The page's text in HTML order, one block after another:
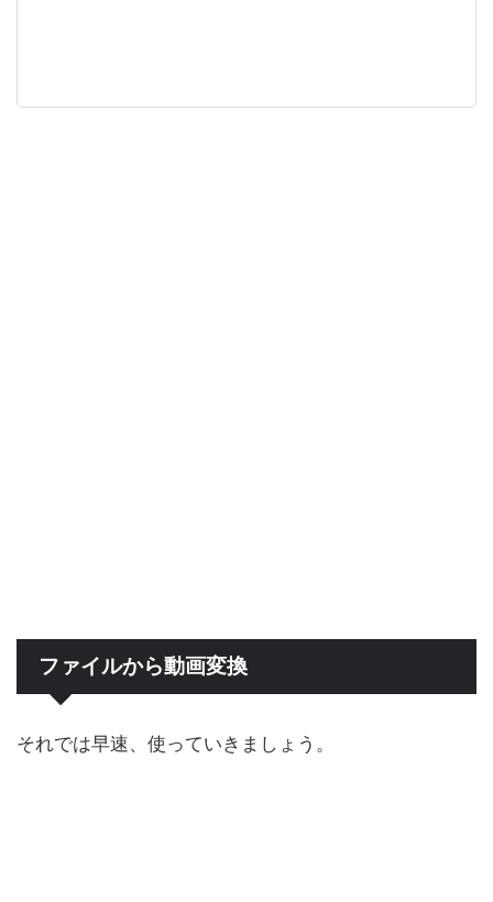
ファイルから動画変換
それでは早速、使っていきましょう。